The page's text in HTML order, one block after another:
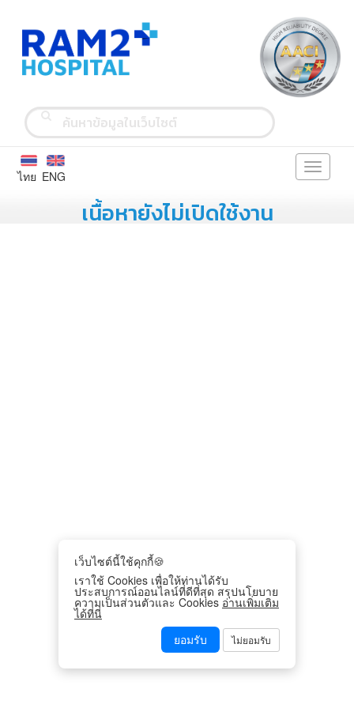
เว็บไซต์นี้ใช้คุกกี้🍪
เราใช้ Cookies เพื่อให้ท่านได้รับ
ประสบการณ์ออนไลน์ที่ดีที่สุด สรุปนโยบาย
ความเป็นส่วนตัวและ Cookies อ่านเพิ่มเติม
ได้ที่นี่
ยอมรับ
ไม่ยอมรับ
ENG
ไทย
Toggle
เนื้อหายังไม่เปิดใช้งาน